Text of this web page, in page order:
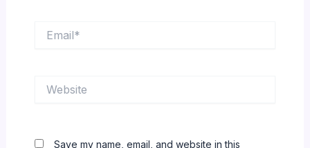
Save my name, email, and website in this